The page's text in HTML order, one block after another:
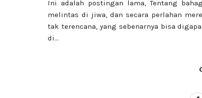
Ini adalah postingan lama, Tentang
melintas di jiwa, dan secara perlahan
tak terencana, yang sebenarnya bisa
di...